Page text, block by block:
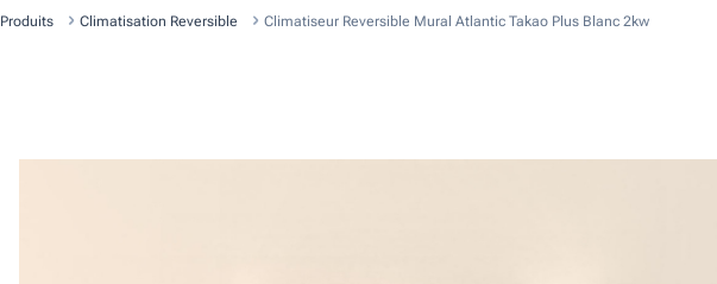
Produits Climatisation Reversible Climatiseur Reversible Mural Atlantic Takao Plus Blanc 2kw